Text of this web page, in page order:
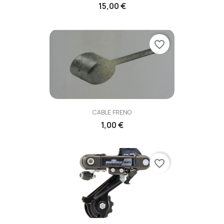
15,00 €
CABLE FRENO
1,00 €
favorite_border
favorite_border